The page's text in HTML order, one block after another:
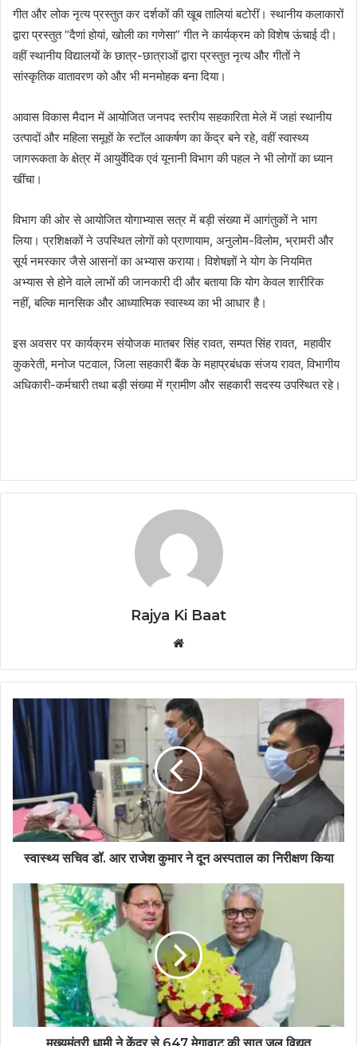
गीत और लोक नृत्य प्रस्तुत कर दर्शकों की खूब तालियां बटोरीं। स्थानीय कलाकारों
द्वारा प्रस्तुत “दैणां होयां, खोली का गणेसा” गीत ने कार्यक्रम को विशेष ऊंचाई दी।
वहीं स्थानीय विद्यालयों के छात्र-छात्राओं द्वारा प्रस्तुत नृत्य और गीतों ने
सांस्कृतिक वातावरण को और भी मनमोहक बना दिया।
आवास विकास मैदान में आयोजित जनपद स्तरीय सहकारिता मेले में जहां स्थानीय
उत्पादों और महिला समूहों के स्टॉल आकर्षण का केंद्र बने रहे, वहीं स्वास्थ्य
जागरूकता के क्षेत्र में आयुर्वेदिक एवं यूनानी विभाग की पहल ने भी लोगों का ध्यान
खींचा।
विभाग की ओर से आयोजित योगाभ्यास सत्र में बड़ी संख्या में आगंतुकों ने भाग
लिया। प्रशिक्षकों ने उपस्थित लोगों को प्राणायाम, अनुलोम-विलोम, भ्रामरी और
सूर्य नमस्कार जैसे आसनों का अभ्यास कराया। विशेषज्ञों ने योग के नियमित
अभ्यास से होने वाले लाभों की जानकारी दी और बताया कि योग केवल शारीरिक
नहीं, बल्कि मानसिक और आध्यात्मिक स्वास्थ्य का भी आधार है।
इस अवसर पर कार्यक्रम संयोजक मातबर सिंह रावत, सम्पत सिंह रावत, महावीर
कुकरेती, मनोज पटवाल, जिला सहकारी बैंक के महाप्रबंधक संजय रावत, विभागीय
अधिकारी-कर्मचारी तथा बड़ी संख्या में ग्रामीण और सहकारी सदस्य उपस्थित रहे।
Rajya Ki Baat
स्वास्थ्य सचिव डॉ. आर राजेश कुमार ने दून अस्पताल का निरीक्षण किया